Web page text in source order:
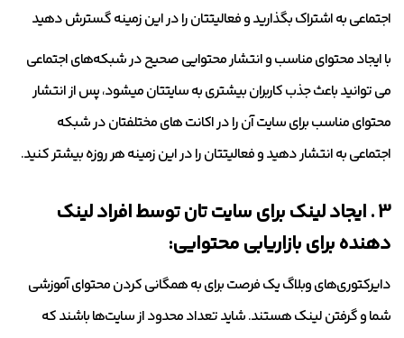
اجتماعی به اشتراک بگذارید و فعالیتتان را در این زمینه گسترش دهید
با ایجاد محتوای مناسب و انتشار محتوایی صحیح در شبکه‌های اجتماعی
می توانید باعث جذب کاربران بیشتری به سایتتان میشود، پس از انتشار
محتوای مناسب برای سایت آن را در اکانت های مختلفتان در شبکه
اجتماعی به انتشار دهید و فعالیتتان را در این زمینه هر روزه بیشتر کنید.
3 . ایجاد لینک برای سایت تان توسط افراد لینک
دهنده برای بازاریابی محتوایی:
دایرکتوری‌های وبلاگ یک فرصت برای به همگانی کردن محتوای آموزشی
شما و گرفتن لینک هستند. شاید تعداد محدود از سایت‌ها باشند که